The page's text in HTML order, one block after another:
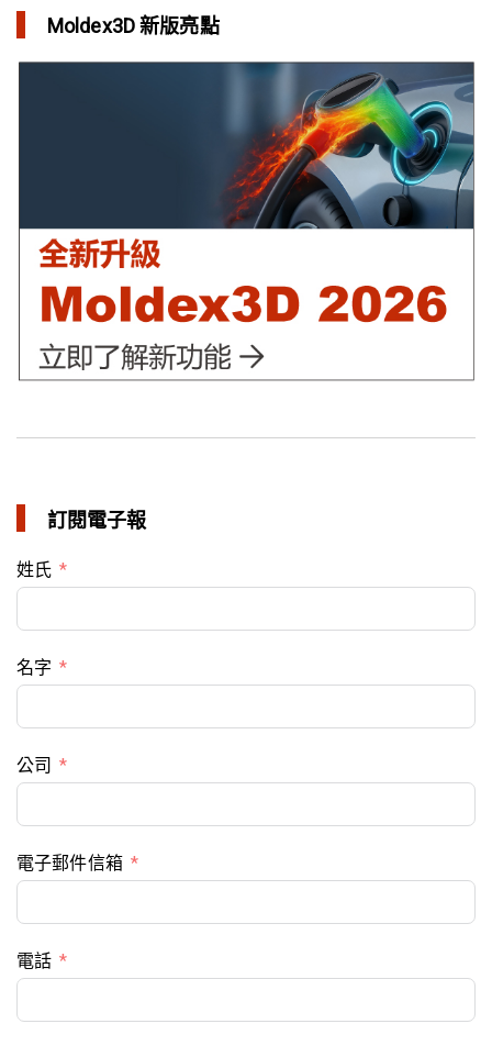
異型水路可行性驗證 縮短USB外殼生產週期
Moldex3D 新版亮點
訂閱電子報
姓氏
名字
公司
電子郵件信箱
電話